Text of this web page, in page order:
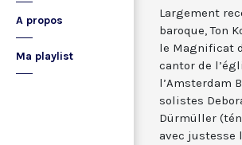
A propos
Ma playlist
Largement
baroque, Ton
le Magnificat
cantor de
l’Amsterdam
solistes
Dürmüller
avec justesse